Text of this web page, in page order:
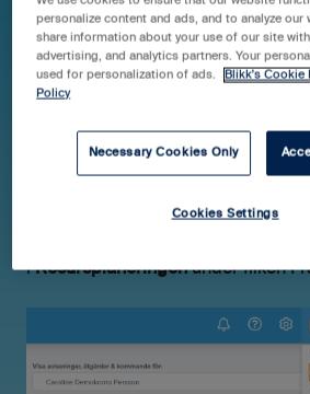
Att göra en
För att göra en sjukanmälan kan du
genvägen uppe till höger i
När du har registrerat en
iResursplaneringenunder fliken
personalize content and ads, and to analyze our
share information about your use of our site
advertising, and analytics partners. Your
used for personalization of ads.
Blikk's Cookie
Policy
Necessary Cookies Only
Cookies Settings